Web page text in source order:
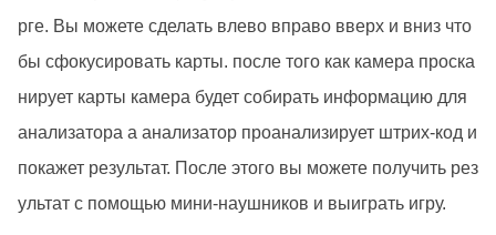
рге. Вы можете сделать влево вправо вверх и вниз что
бы сфокусировать карты. после того как камера проска
нирует карты камера будет собирать информацию для
анализатора а анализатор проанализирует штрих-код и
покажет результат. После этого вы можете получить рез
ультат с помощью мини-наушников и выиграть игру.